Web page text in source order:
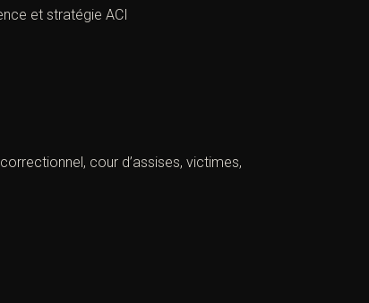
et stratégie ACI
cour d’assises, victimes,